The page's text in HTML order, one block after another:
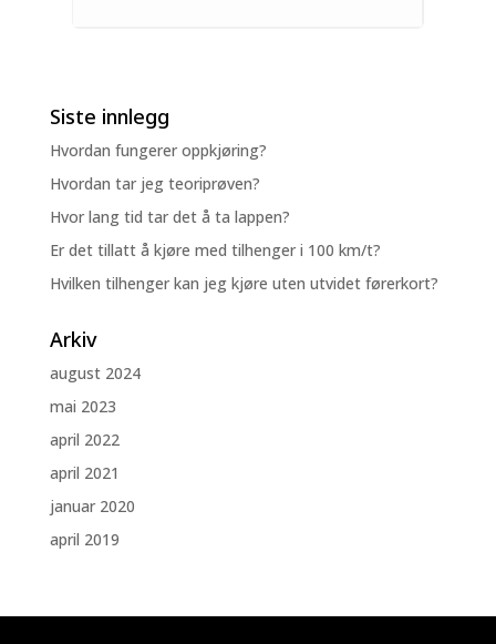
Siste innlegg
Hvordan fungerer oppkjøring?
Hvordan tar jeg teoriprøven?
Hvor lang tid tar det å ta lappen?
Er det tillatt å kjøre med tilhenger i 100 km/t?
Hvilken tilhenger kan jeg kjøre uten utvidet førerkort?
Arkiv
august 2024
mai 2023
april 2022
april 2021
januar 2020
april 2019